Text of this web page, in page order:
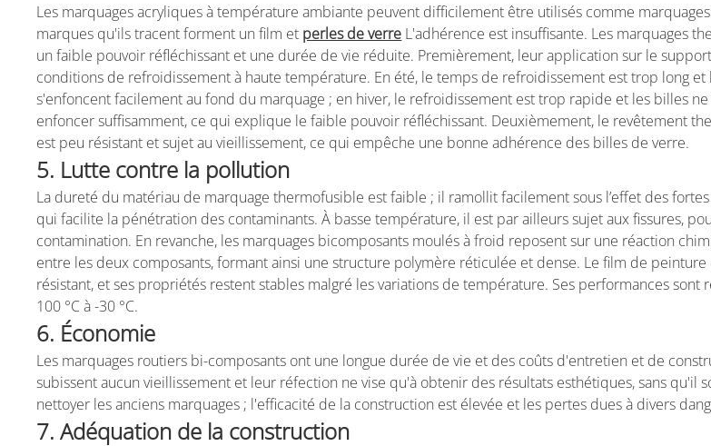
Les marquages acryliques à température ambiante peuvent difficilement être utilisés comme
marques qu'ils tracent forment un film et perles de verre L'adhérence est insuffisante. Les marquages
un faible pouvoir réfléchissant et une durée de vie réduite. Premièrement, leur application sur le
conditions de refroidissement à haute température. En été, le temps de refroidissement est trop long et
s'enfoncent facilement au fond du marquage ; en hiver, le refroidissement est trop rapide et les billes ne
enfoncer suffisamment, ce qui explique le faible pouvoir réfléchissant. Deuxièmement, le revêtement
est peu résistant et sujet au vieillissement, ce qui empêche une bonne adhérence des billes de verre.
5. Lutte contre la pollution
La dureté du matériau de marquage thermofusible est faible ; il ramollit facilement sous l’effet des fortes
qui facilite la pénétration des contaminants. À basse température, il est par ailleurs sujet aux fissures,
contamination. En revanche, les marquages bicomposants moulés à froid reposent sur une réaction
entre les deux composants, formant ainsi une structure polymère réticulée et dense. Le film de peinture
résistant, et ses propriétés restent stables malgré les variations de température. Ses performances sont
100 °C à -30 °C.
6. Économie
Les marquages routiers bi-composants ont une longue durée de vie et des coûts d'entretien et de
subissent aucun vieillissement et leur réfection ne vise qu'à obtenir des résultats esthétiques, sans qu'il
nettoyer les anciens marquages ; l'efficacité de la construction est élevée et les pertes dues à divers
7. Adéquation de la construction